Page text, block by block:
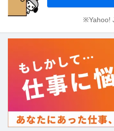
※Yahoo!